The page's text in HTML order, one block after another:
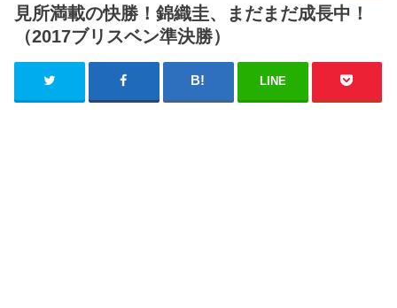
見所満載の快勝！錦織圭、まだまだ成長中！
（2017ブリスベン準決勝）
LINE